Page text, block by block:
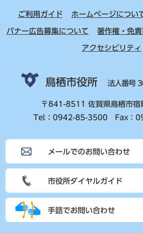
ご利用ガイド ホームページについ
バナー広告募集について 著作権・免責
アクセシビリティ
鳥栖市役所 法人番号
〒841-8511 佐賀県鳥栖市
Tel：0942-85-3500 Fax：
メールでのお問い合わせ
市役所ダイヤルガイド
手話でお問い合わせ